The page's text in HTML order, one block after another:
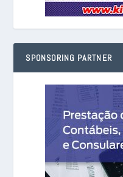
SPONSORING PARTNER